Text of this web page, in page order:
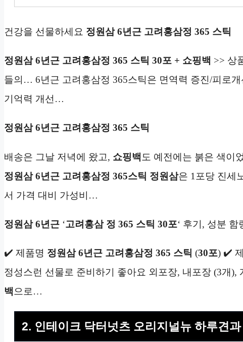
건강을 선물하세요 정원삼 6년근 고려홍삼정 365 스틱
정원삼 6년근 고려홍삼정 365 스틱 30포 + 쇼핑백 >> 상
들의… 6년근 고려홍삼정 365스틱은 면역력 증진/피로
기억력 개선…
정원삼 6년근 고려홍삼정 365 스틱
배송은 그날 저녁에 왔고, 쇼핑백 도 예전에는 붉은 색이
정원삼 6년근 고려홍삼정 365스틱 정원삼은 1포당 진세
서 가격 대비 가성비…
정원삼 6년근 ‘고려홍삼 정 365 스틱 30포‘ 후기, 성분 함
✔️ 제품명 정원삼 6년근 고려홍삼정 365 스틱 (30포) ✔️
정성스런 선물로 준비하기 좋아요 외포장, 내포장 (3개),
백 으로…
2. 인테이크 닥터넛츠 오리지널뉴 하루견과